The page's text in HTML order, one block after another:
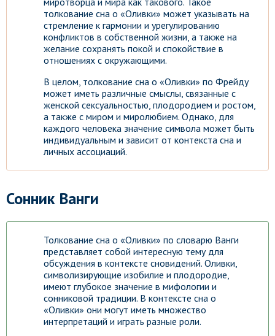
толкование сна о «Оливки» может указывать на
стремление к гармонии и урегулированию
конфликтов в собственной жизни, а также на
желание сохранять покой и спокойствие в
отношениях с окружающими.
В целом, толкование сна о «Оливки» по Фрейду
может иметь различные смыслы, связанные с
женской сексуальностью, плодородием и ростом,
а также с миром и миролюбием. Однако, для
каждого человека значение символа может быть
индивидуальным и зависит от контекста сна и
личных ассоциаций.
Сонник Ванги
Толкование сна о «Оливки» по словарю Ванги
представляет собой интересную тему для
обсуждения в контексте сновидений. Оливки,
символизирующие изобилие и плодородие,
имеют глубокое значение в мифологии и
сонниковой традиции. В контексте сна о
«Оливки» они могут иметь множество
интерпретаций и играть разные роли.